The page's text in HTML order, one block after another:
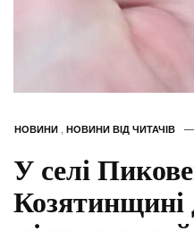
НОВИНИ НОВИНИ ВІД ЧИТАЧІВ
У селі
Козятинщині